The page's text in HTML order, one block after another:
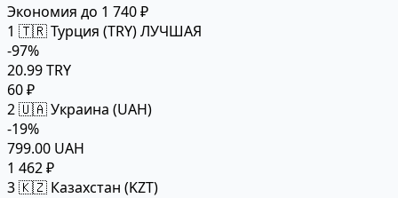
Экономия до 1 740 ₽
1 🇹🇷 Турция (TRY)ЛУЧШАЯ
-97%
20.99 TRY
60 ₽
2🇺🇦 Украина (UAH)
-19%
799.00 UAH
1 462 ₽
3🇰🇿 Казахстан (KZT)